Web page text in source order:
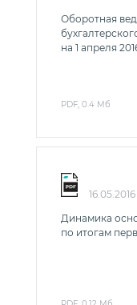
Оборотная
на 1 апреля
PDF, 0.4 Мб
16.05.2016
Динамика
по итогам